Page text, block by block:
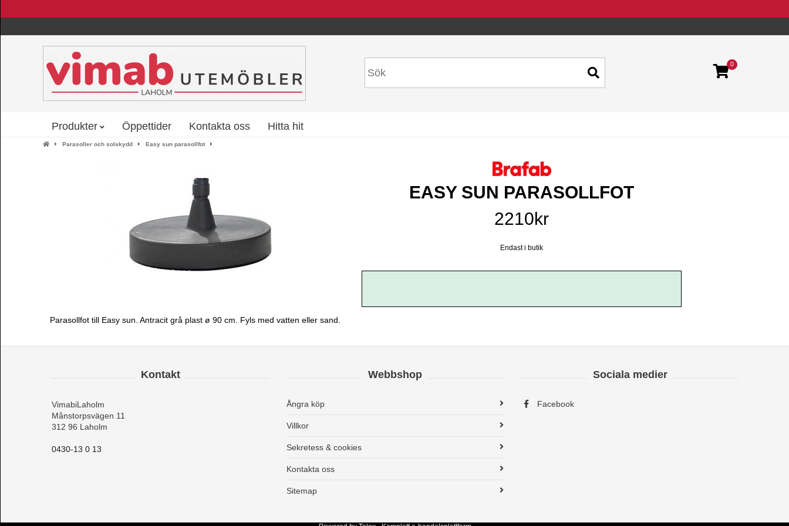
0
Produkter Öppettider Kontakta oss Hitta hit
Parasoller och solskydd Easy sun parasollfot
EASY SUN PARASOLLFOT
2210kr
Endast i butik
Parasollfot till Easy sun. Antracit grå plast ø 90 cm. Fyls med vatten eller sand.
Kontakt
VimabiLaholm
Månstorpsvägen 11
312 96 Laholm
0430-13 0 13
Webbshop
Ångra köp
Villkor
Sekretess & cookies
Kontakta oss
Sitemap
Sociala medier
Facebook